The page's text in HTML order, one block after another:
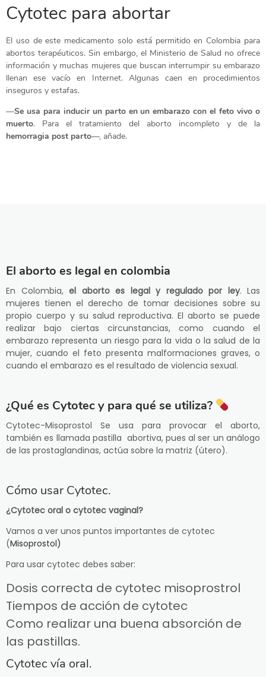
Cytotec para abortar
El uso de este medicamento solo está permitido en Colombia para
abortos terapéuticos. Sin embargo, el Ministerio de Salud no ofrece
información y muchas mujeres que buscan interrumpir su embarazo
llenan ese vacío en Internet. Algunas caen en procedimientos
inseguros y estafas.
—Se usa para inducir un parto en un embarazo con el feto vivo o
muerto. Para el tratamiento del aborto incompleto y de la
hemorragia post parto—, añade.
El aborto es legal en colombia
En Colombia, el aborto es legal y regulado por ley. Las
mujeres tienen el derecho de tomar decisiones sobre su
propio cuerpo y su salud reproductiva. El aborto se puede
realizar bajo ciertas circunstancias, como cuando el
embarazo representa un riesgo para la vida o la salud de la
mujer, cuando el feto presenta malformaciones graves, o
cuando el embarazo es el resultado de violencia sexual.
¿Qué es Cytotec y para qué se utiliza?
Cytotec-Misoprostol Se usa para provocar el aborto,
también es llamada pastilla abortiva, pues al ser un análogo
de las prostaglandinas, actúa sobre la matriz (útero).
Cómo usar Cytotec.
¿Cytotec oral o cytotec vaginal?
Vamos a ver unos puntos importantes de cytotec
(Misoprostol)
Para usar cytotec debes saber:
Dosis correcta de cytotec misoprostrol
Tiempos de acción de cytotec
Como realizar una buena absorción de
las pastillas.
Cytotec vía oral.